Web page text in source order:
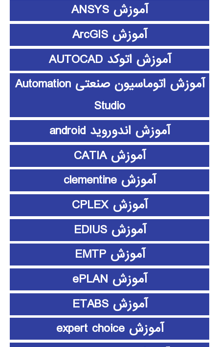
آموزش ANSYS
آموزش ArcGIS
آموزش اتوکد AUTOCAD
آموزش اتوماسیون صنعتی Automation
Studio
آموزش اندوروید android
آموزش CATIA
آموزش clementine
آموزش CPLEX
آموزش EDIUS
آموزش EMTP
آموزش ePLAN
آموزش ETABS
آموزش expert choice